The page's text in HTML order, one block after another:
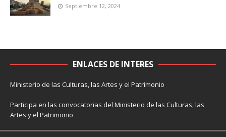
Septiembre 12, 2024
ENLACES DE INTERES
Ministerio de las Culturas, las Artes y el Patrimonio
Participa en las convocatorias del Ministerio de las Culturas, las
Artes y el Patrimonio